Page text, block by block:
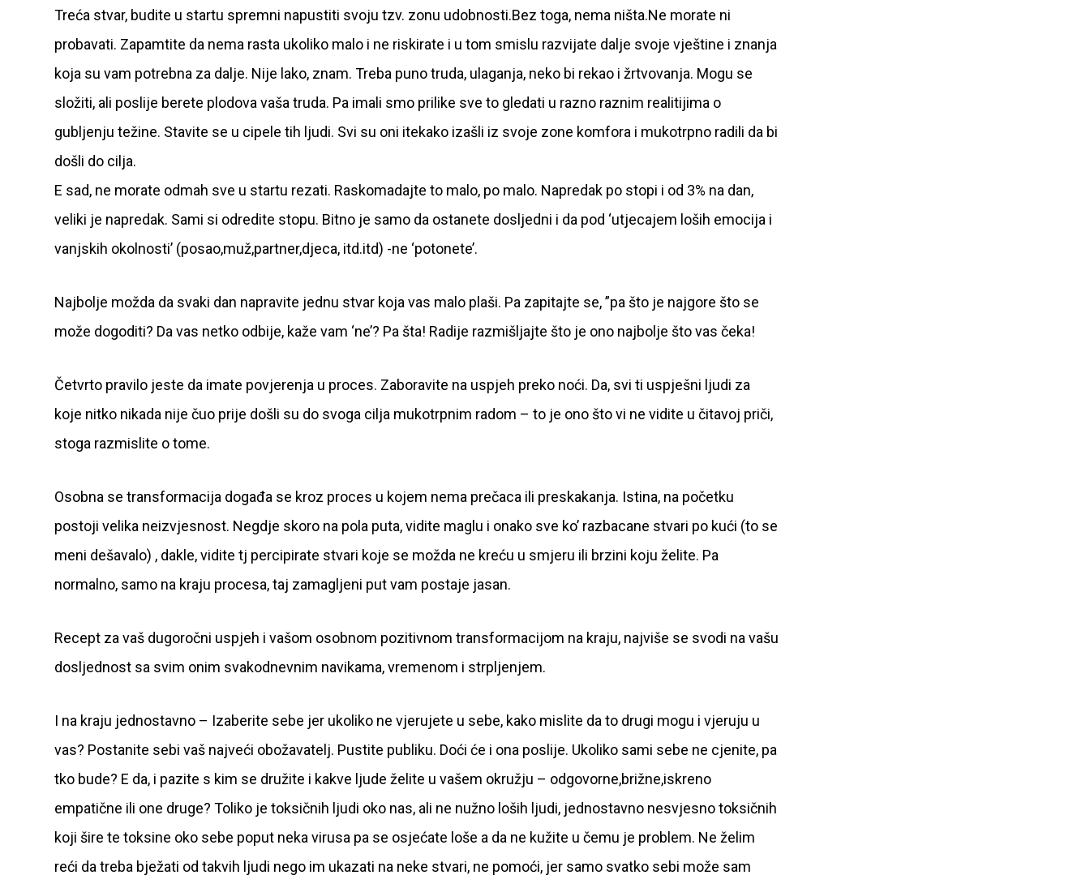
Treća stvar, budite u startu spremni napustiti svoju tzv. zonu udobnosti.Bez toga, nema ništa.Ne morate ni
probavati. Zapamtite da nema rasta ukoliko malo i ne riskirate i u tom smislu razvijate dalje svoje vještine i znanja
koja su vam potrebna za dalje. Nije lako, znam. Treba puno truda, ulaganja, neko bi rekao i žrtvovanja. Mogu se
složiti, ali poslije berete plodova vaša truda. Pa imali smo prilike sve to gledati u razno raznim realitijima o
gubljenju težine. Stavite se u cipele tih ljudi. Svi su oni itekako izašli iz svoje zone komfora i mukotrpno radili da bi
došli do cilja.
E sad, ne morate odmah sve u startu rezati. Raskomadajte to malo, po malo. Napredak po stopi i od 3% na dan,
veliki je napredak. Sami si odredite stopu. Bitno je samo da ostanete dosljedni i da pod ‘utjecajem loših emocija i
vanjskih okolnosti’ (posao,muž,partner,djeca, itd.itd) -ne ‘potonete’.
Najbolje možda da svaki dan napravite jednu stvar koja vas malo plaši. Pa zapitajte se, ”pa što je najgore što se
može dogoditi? Da vas netko odbije, kaže vam ‘ne’? Pa šta! Radije razmišljajte što je ono najbolje što vas čeka!
Četvrto pravilo jeste da imate povjerenja u proces. Zaboravite na uspjeh preko noći. Da, svi ti uspješni ljudi za
koje nitko nikada nije čuo prije došli su do svoga cilja mukotrpnim radom – to je ono što vi ne vidite u čitavoj priči,
stoga razmislite o tome.
Osobna se transformacija događa se kroz proces u kojem nema prečaca ili preskakanja. Istina, na početku
postoji velika neizvjesnost. Negdje skoro na pola puta, vidite maglu i onako sve ko’ razbacane stvari po kući (to se
meni dešavalo) , dakle, vidite tj percipirate stvari koje se možda ne kreću u smjeru ili brzini koju želite. Pa
normalno, samo na kraju procesa, taj zamagljeni put vam postaje jasan.
Recept za vaš dugoročni uspjeh i vašom osobnom pozitivnom transformacijom na kraju, najviše se svodi na vašu
dosljednost sa svim onim svakodnevnim navikama, vremenom i strpljenjem.
I na kraju jednostavno – Izaberite sebe jer ukoliko ne vjerujete u sebe, kako mislite da to drugi mogu i vjeruju u
vas? Postanite sebi vaš najveći obožavatelj. Pustite publiku. Doći će i ona poslije. Ukoliko sami sebe ne cjenite, pa
tko bude? E da, i pazite s kim se družite i kakve ljude želite u vašem okružju – odgovorne,brižne,iskreno
empatične ili one druge? Toliko je toksičnih ljudi oko nas, ali ne nužno loših ljudi, jednostavno nesvjesno toksičnih
koji šire te toksine oko sebe poput neka virusa pa se osjećate loše a da ne kužite u čemu je problem. Ne želim
reći da treba bježati od takvih ljudi nego im ukazati na neke stvari, ne pomoći, jer samo svatko sebi može sam